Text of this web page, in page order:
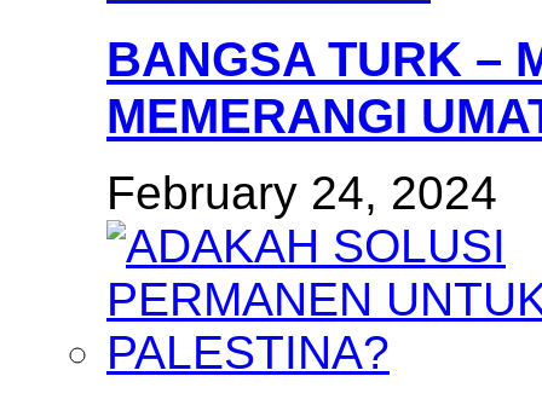
BANGSA TURK –
MEMERANGI
February 24, 2024